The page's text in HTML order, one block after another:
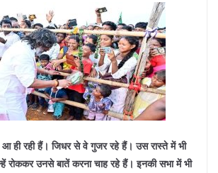
ही रही हैं। जिधर से वे गुजर रहे हैं। उस रास्ते में भी
रोककर उनसे बातें करना चाह रहे हैं। इनकी सभा में भी